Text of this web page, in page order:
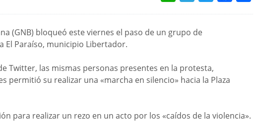
(GNB) bloqueó este viernes el paso de un grupo de
El Paraíso, municipio Libertador.
Twitter, las mismas personas presentes en la protesta,
permitió su realizar una «marcha en silencio» hacia la Plaza
para realizar un rezo en un acto por los «caídos de la violencia».